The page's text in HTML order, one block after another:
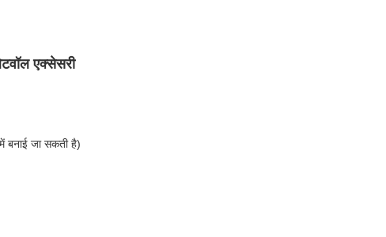
एक्सेसरी
जा सकती है)